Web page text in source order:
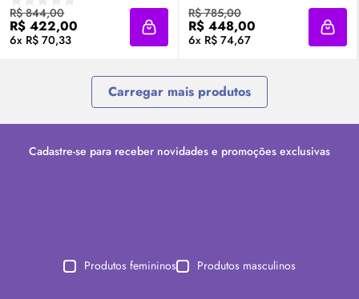
R$ 844,00
R$ 422,00
6x R$ 70,33 Adicionar à sacola
R$ 785,00
R$ 448,00
6x R$ 74,67
Carregar mais produtos
Cadastre-se para receber novidades e promoções exclusivas
Produtos femininos Produtos masculinos